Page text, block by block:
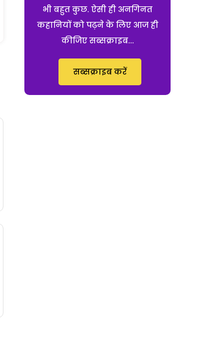
भी बहुत कुछ. ऐसी ही अनगिनत
कहानियों को पढ़ने के लिए आज ही
कीजिए सब्सक्राइब...
सब्सक्राइब करें